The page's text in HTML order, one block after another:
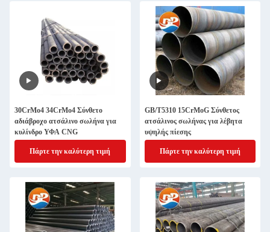
30CrMo4 34CrMo4 Σύνθετο
αδιάβροχο ατσάλινο σωλήνα για
κυλίνδρο ΥΦΑ CNG
Πάρτε την καλύτερη τιμή
GB/T5310 15CrMoG Σύνθετος
ατσάλινος σωλήνας για λέβητα
υψηλής πίεσης
Πάρτε την καλύτερη τιμή